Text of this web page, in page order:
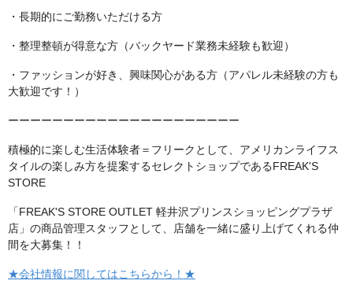
・長期的にご勤務いただける方
・整理整頓が得意な方（バックヤード業務未経験も歓迎）
・ファッションが好き、興味関心がある方（アパレル未経験の方も
大歓迎です！）
ーーーーーーーーーーーーーーーーーーーーー
積極的に楽しむ生活体験者＝フリークとして、アメリカンライフス
タイルの楽しみ方を提案するセレクトショップであるFREAK'S
STORE
「FREAK'S STORE OUTLET 軽井沢プリンスショッピングプラザ
店」の商品管理スタッフとして、店舗を一緒に盛り上げてくれる仲
間を大募集！！
★会社情報に関してはこちらから！★